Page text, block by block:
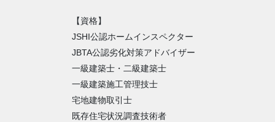
【資格】
JSHI公認ホームインスペクター
JBTA公認劣化対策アドバイザー
一級建築士・二級建築士
一級建築施工管理技士
宅地建物取引士
既存住宅状況調査技術者